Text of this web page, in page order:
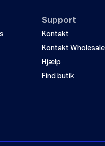
Support
Kontakt
Kontakt Wholesale
Hjælp
Find butik